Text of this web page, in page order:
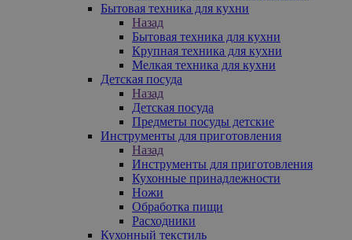
Бытовая техника для кухни
Назад
Бытовая техника для кухни
Крупная техника для кухни
Мелкая техника для кухни
Детская посуда
Назад
Детская посуда
Предметы посуды детские
Инструменты для приготовления
Назад
Инструменты для приготовления
Кухонные принадлежности
Ножи
Обработка пищи
Расходники
Кухонный текстиль